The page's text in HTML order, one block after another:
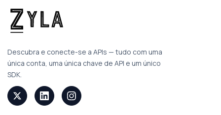
Descubra e conecte-se a APIs — tudo com uma
única conta, uma única chave de API e um único
SDK.